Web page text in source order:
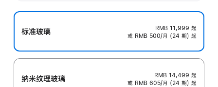
标准玻璃 RMB 11,999 起
或 RMB 500/月 (24 期) 起
纳米纹理玻璃 RMB 14,499 起
或 RMB 605/月 (24 期) 起